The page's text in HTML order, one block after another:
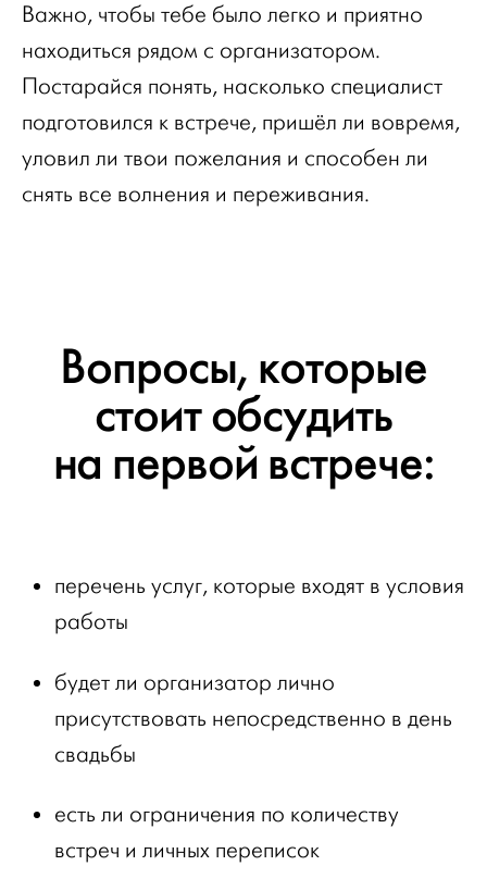
Важно, чтобы тебе было легко и приятно
находиться рядом с организатором.
Постарайся понять, насколько специалист
подготовился к встрече, пришёл ли вовремя,
уловил ли твои пожелания и способен ли
снять все волнения и переживания.
Вопросы, которые
стоит обсудить
на первой встрече:
перечень услуг, которые входят в условия
работы
будет ли организатор лично
присутствовать непосредственно в день
свадьбы
есть ли ограничения по количеству
встреч и личных переписок